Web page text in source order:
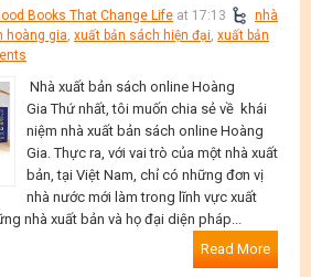
Books That Change Life at 17:13
nhà
hoàng gia, xuất bản sách hiện đại, xuất bản
Nhà xuất bản sách online Hoàng
Gia Thứ nhất, tôi muốn chia sẻ về khái
niệm nhà xuất bản sách online Hoàng
Gia. Thực ra, với vai trò của một nhà xuất
bản, tại Việt Nam, chỉ có những đơn vị
nhà nước mới làm trong lĩnh vực xuất
nhà xuất bản và họ đại diện pháp...
Read More